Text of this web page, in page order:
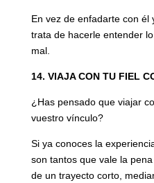
En vez de enfadarte con
trata de hacerle entender
mal.
14. VIAJA CON TU FIEL
¿Has pensado que viajar
vuestro vínculo?
Si ya conoces la
son tantos que vale la
de un trayecto corto,